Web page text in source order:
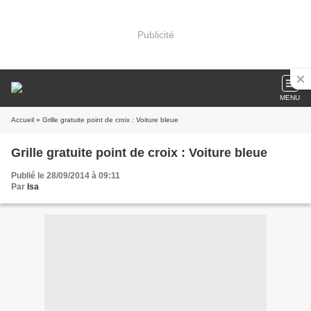
Publicité
MENU
Accueil » Grille gratuite point de croix : Voiture bleue
Grille gratuite point de croix : Voiture bleue
Publié le 28/09/2014 à 09:11
Par Isa